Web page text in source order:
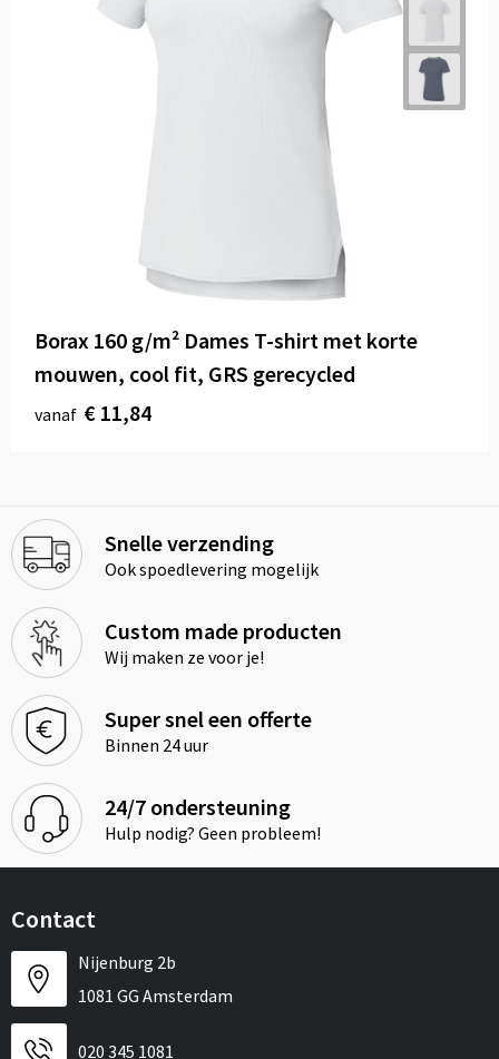
Borax 160 g/m² Dames T-shirt met korte
mouwen, cool fit, GRS gerecycled
vanaf € 11,84
Snelle verzending
Ook spoedlevering mogelijk
Custom made producten
Wij maken ze voor je!
Super snel een offerte
Binnen 24 uur
24/7 ondersteuning
Hulp nodig? Geen probleem!
Contact
Nijenburg 2b
1081 GG Amsterdam
020 345 1081